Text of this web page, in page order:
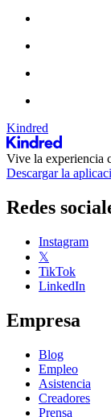
Kindred
Vive la experiencia
Descargar la
Redes
Instagram
𝕏
TikTok
LinkedIn
Empresa
Blog
Empleo
Asistencia
Creadores
Prensa